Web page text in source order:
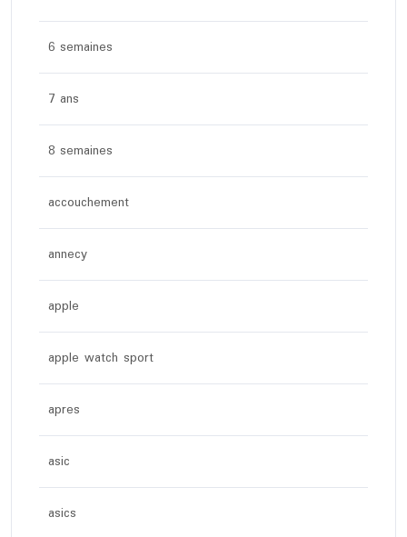
6 semaines
7 ans
8 semaines
accouchement
annecy
apple
apple watch sport
apres
asic
asics